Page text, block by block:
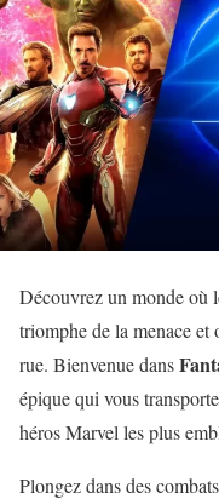
Découvrez un monde où
triomphe de la menace et
rue. Bienvenue dans
épique qui vous
héros Marvel les plus
Plongez dans des